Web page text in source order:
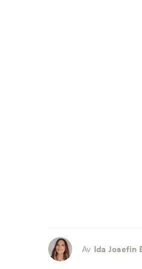
Av Ida Josefin